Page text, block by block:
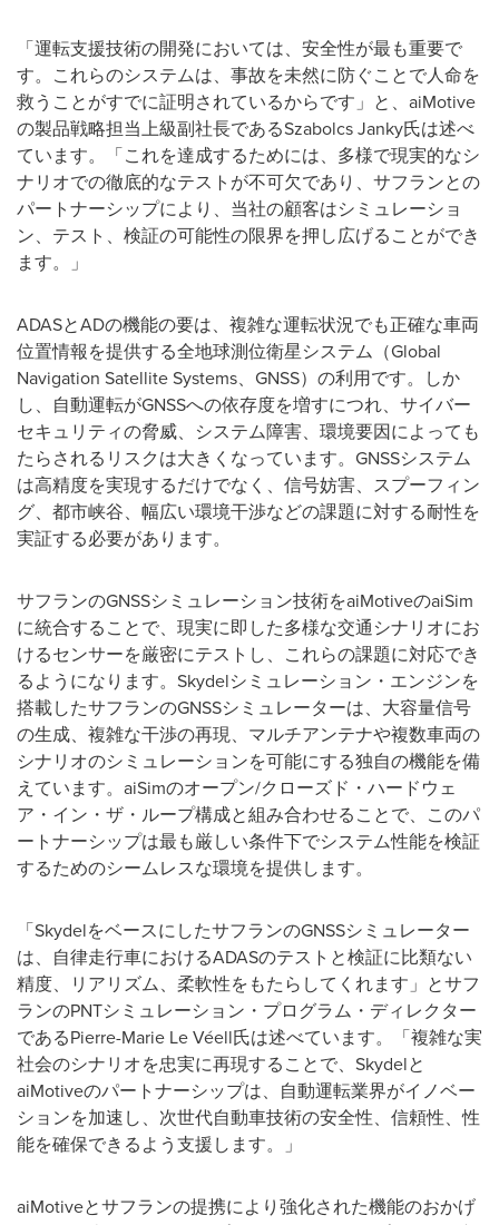
「運転支援技術の開発においては、安全性が最も重要で
す。これらのシステムは、事故を未然に防ぐことで人命を
救うことがすでに証明されているからです」と、aiMotive
の製品戦略担当上級副社長であるSzabolcs Janky氏は述べ
ています。「これを達成するためには、多様で現実的なシ
ナリオでの徹底的なテストが不可欠であり、サフランとの
パートナーシップにより、当社の顧客はシミュレーショ
ン、テスト、検証の可能性の限界を押し広げることができ
ます。」
ADASとADの機能の要は、複雑な運転状況でも正確な車両
位置情報を提供する全地球測位衛星システム（Global
Navigation Satellite Systems、GNSS）の利用です。しか
し、自動運転がGNSSへの依存度を増すにつれ、サイバー
セキュリティの脅威、システム障害、環境要因によっても
たらされるリスクは大きくなっています。GNSSシステム
は高精度を実現するだけでなく、信号妨害、スプーフィン
グ、都市峡谷、幅広い環境干渉などの課題に対する耐性を
実証する必要があります。
サフランのGNSSシミュレーション技術をaiMotiveのaiSim
に統合することで、現実に即した多様な交通シナリオにお
けるセンサーを厳密にテストし、これらの課題に対応でき
るようになります。Skydelシミュレーション・エンジンを
搭載したサフランのGNSSシミュレーターは、大容量信号
の生成、複雑な干渉の再現、マルチアンテナや複数車両の
シナリオのシミュレーションを可能にする独自の機能を備
えています。aiSimのオープン/クローズド・ハードウェ
ア・イン・ザ・ループ構成と組み合わせることで、このパ
ートナーシップは最も厳しい条件下でシステム性能を検証
するためのシームレスな環境を提供します。
「SkydelをベースにしたサフランのGNSSシミュレーター
は、自律走行車におけるADASのテストと検証に比類ない
精度、リアリズム、柔軟性をもたらしてくれます」とサフ
ランのPNTシミュレーション・プログラム・ディレクター
であるPierre-Marie Le Véell氏は述べています。「複雑な実
社会のシナリオを忠実に再現することで、Skydelと
aiMotiveのパートナーシップは、自動運転業界がイノベー
ションを加速し、次世代自動車技術の安全性、信頼性、性
能を確保できるよう支援します。」
aiMotiveとサフランの提携により強化された機能のおかげ